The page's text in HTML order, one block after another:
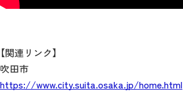
【関連リンク】
吹田市
https://www.city.suita.osaka.jp/home.html